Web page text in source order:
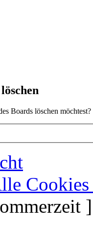
Boards löschen möchtest?
Cookies
]